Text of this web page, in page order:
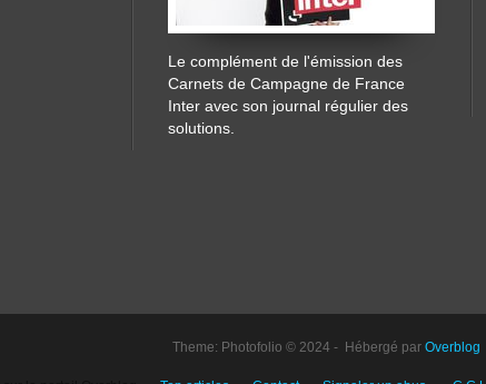
Le complément de l'émission des
Carnets de Campagne de France
Inter avec son journal régulier des
solutions.
Theme: Photofolio © 2024 - Hébergé par Overblog